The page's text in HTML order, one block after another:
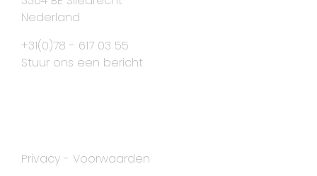
Nederland
+31(0)78 - 617 03 55
Stuur ons een bericht
Privacy - Voorwaarden